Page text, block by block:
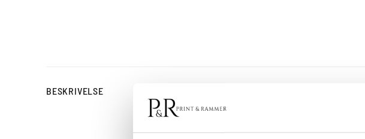
BESKRIVELSE
Smiling Giraffe er en nuttet og enkel illustration
med brune prikker og en lys baggrund, hvilket